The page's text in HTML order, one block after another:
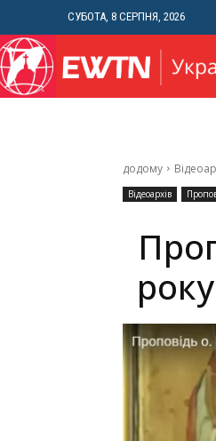
СУБОТА, 8 СЕРПНЯ, 2026
додому
Відеоархів
року